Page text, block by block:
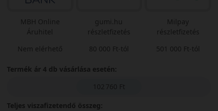
MBH Online
Áruhitel
Nem elérhető
gumi.hu
részletfizetés
80 000 Ft-tól
Milpay
részletfizetés
501 000 Ft-tól
Termék ár 4 db vásárlása esetén:
102 760 Ft
Teljes viszafizetendő összeg: